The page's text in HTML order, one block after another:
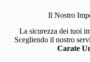
Il Nostro
La sicurezza dei tuoi
Scegliendo il nostro
Carate